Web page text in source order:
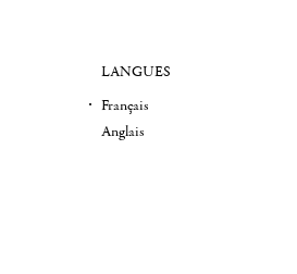
LANGUES
Français
Anglais